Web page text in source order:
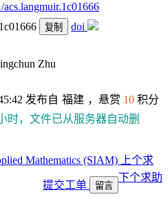
复制 doi
Zhu
发布自 福建 ，悬赏 10 积分
时，文件已从服务器自动删
上个求
下个求助
提交工单 留言